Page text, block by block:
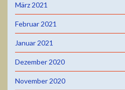
März 2021
Februar 2021
Januar 2021
Dezember 2020
November 2020